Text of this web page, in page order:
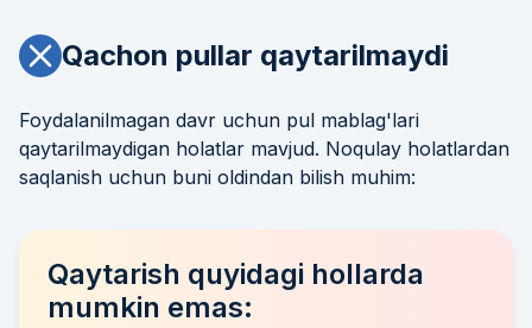
Qachon pullar qaytarilmaydi
Foydalanilmagan davr uchun pul mablag'lari
qaytarilmaydigan holatlar mavjud. Noqulay holatlardan
saqlanish uchun buni oldindan bilish muhim:
Qaytarish quyidagi hollarda
mumkin emas: